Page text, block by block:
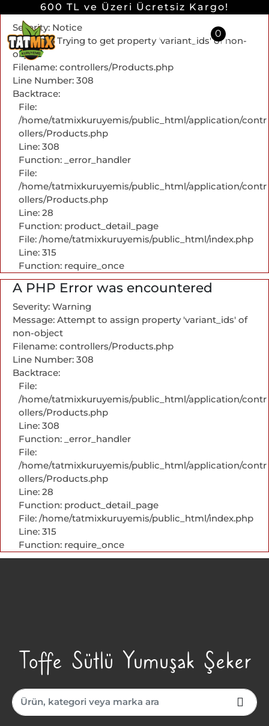
A PHP Error was encountered
Severity: Notice
Message: Trying to get property 'variant_ids' of non-
object
Filename: controllers/Products.php
Line Number: 308
Backtrace:
File:
/home/tatmixkuruyemis/public_html/application/contr
ollers/Products.php
Line: 308
Function: _error_handler
File:
/home/tatmixkuruyemis/public_html/application/contr
ollers/Products.php
Line: 28
Function: product_detail_page
File: /home/tatmixkuruyemis/public_html/index.php
Line: 315
Function: require_once
A PHP Error was encountered
Severity: Warning
Message: Attempt to assign property 'variant_ids' of
non-object
Filename: controllers/Products.php
Line Number: 308
Backtrace:
File:
/home/tatmixkuruyemis/public_html/application/contr
ollers/Products.php
Line: 308
Function: _error_handler
File:
/home/tatmixkuruyemis/public_html/application/contr
ollers/Products.php
Line: 28
Function: product_detail_page
File: /home/tatmixkuruyemis/public_html/index.php
Line: 315
Function: require_once
600 TL ve Üzeri Ücretsiz Kargo!
Üye Ol
0
Toffe Sütlü Yumuşak Şeker